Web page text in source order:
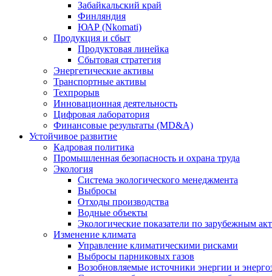
Забайкальский край
Финляндия
ЮАР (Nkomati)
Продукция и сбыт
Продуктовая линейка
Сбытовая стратегия
Энергетические активы
Транспортные активы
Техпрорыв
Инновационная деятельность
Цифровая лаборатория
Финансовые результаты (MD&A)
Устойчивое развитие
Кадровая политика
Промышленная безопасность и охрана труда
Экология
Система экологического менеджмента
Выбросы
Отходы производства
Водные объекты
Экологические показатели по зарубежным
Изменение климата
Управление климатическими рисками
Выбросы парниковых газов
Возобновляемые источники энергии и